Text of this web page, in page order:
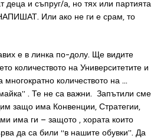
деца и съпруг/а, но тях или партията
Или ако не ги е срам, то
е в линка по-долу. Ще видите
количеството на Университетите и
количеството на …
. Те не са важни. Запътили сме
защо има Конвенции, Стратегии,
има ги – защото , хората които
да са били “в нашите обувки”. Да